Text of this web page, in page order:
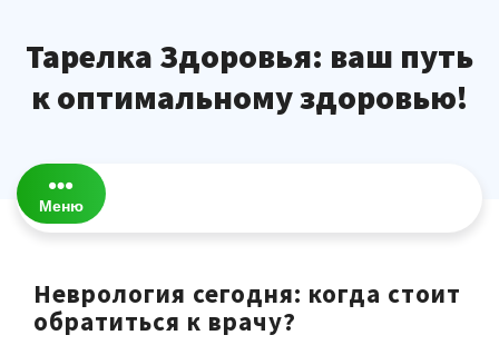
содержимому
Тарелка Здоровья: ваш путь
к оптимальному здоровью!
Меню
Неврология сегодня: когда стоит
обратиться к врачу?